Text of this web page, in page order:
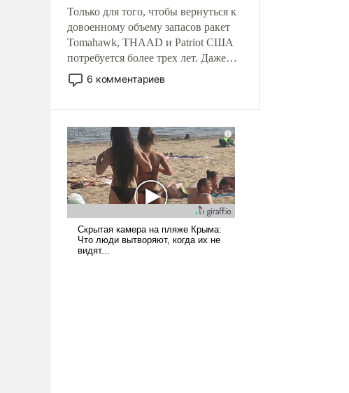
Только для того, чтобы вернуться к
довоенному объему запасов ракет
Tomahawk, THAAD и Patriot США
потребуется более трех лет. Даже
небольшая война с Ираном
опустошила американские
уязвимости США, например, перед
Китаем.
6 комментариев